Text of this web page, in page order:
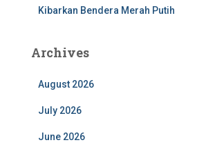
Kibarkan Bendera Merah Putih
Archives
August 2026
July 2026
June 2026